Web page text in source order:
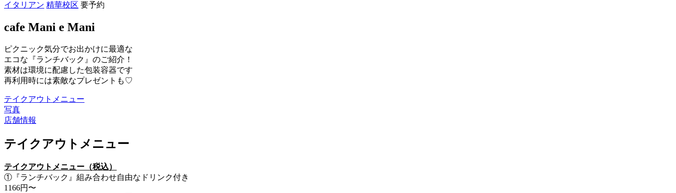
イタリアン 精華校区 要予約
cafe Mani e Mani
ピクニック気分でお出かけに最適な
エコな『ランチバック』のご紹介！
素材は環境に配慮した包装容器です
再利用時には素敵なプレゼントも♡
テイクアウトメニュー
写真
店舗情報
テイクアウトメニュー
テイクアウトメニュー（税込）
①『ランチバック』組み合わせ自由なドリンク付き
1166円〜